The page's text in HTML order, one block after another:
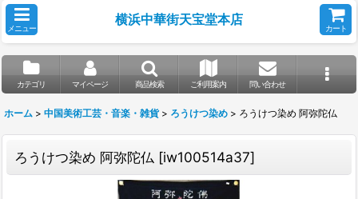
メニュー
横浜中華街天宝堂本店
カート
カテゴリ マイページ 商品検索 ご利用案内 問い合わせ
ホーム > 中国美術工芸・音楽・雑貨 > ろうけつ染め > ろうけつ染め 阿弥陀仏
ろうけつ染め 阿弥陀仏 [iw100514a37]